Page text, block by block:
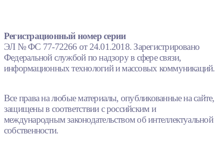
Регистрационный номер серии
ЭЛ № ФС 77-72266 от 24.01.2018. Зарегистрировано
Федеральной службой по надзору в сфере связи,
информационных технологий и массовых коммуникаций.
Все права на любые материалы, опубликованные на сайте,
защищены в соответствии с российским и
международным законодательством об интеллектуальной
собственности.